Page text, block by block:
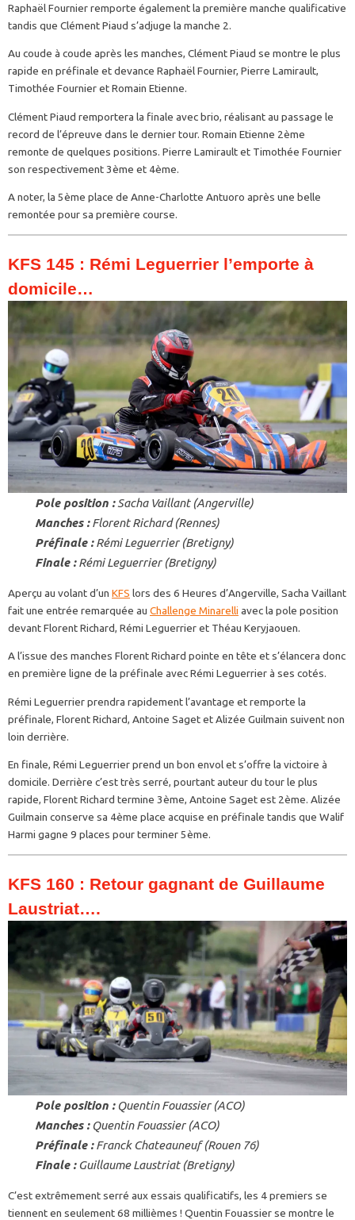
Raphaël Fournier remporte également la première manche qualificative
tandis que Clément Piaud s’adjuge la manche 2.
Au coude à coude après les manches, Clément Piaud se montre le plus
rapide en préfinale et devance Raphaël Fournier, Pierre Lamirault,
Timothée Fournier et Romain Etienne.
Clément Piaud remportera la finale avec brio, réalisant au passage le
record de l’épreuve dans le dernier tour. Romain Etienne 2ème
remonte de quelques positions. Pierre Lamirault et Timothée Fournier
son respectivement 3ème et 4ème.
A noter, la 5ème place de Anne-Charlotte Antuoro après une belle
remontée pour sa première course.
KFS 145 : Rémi Leguerrier l’emporte à
domicile…
Pole position :Sacha Vaillant (Angerville)
Manches :Florent Richard (Rennes)
Préfinale :Rémi Leguerrier (Bretigny)
Finale :Rémi Leguerrier (Bretigny)
Aperçu au volant d’un KFS lors des 6 Heures d’Angerville, Sacha Vaillant
fait une entrée remarquée au Challenge Minarelli avec la pole position
devant Florent Richard, Rémi Leguerrier et Théau Keryjaouen.
A l’issue des manches Florent Richard pointe en tête et s’élancera donc
en première ligne de la préfinale avec Rémi Leguerrier à ses cotés.
Rémi Leguerrier prendra rapidement l’avantage et remporte la
préfinale, Florent Richard, Antoine Saget et Alizée Guilmain suivent non
loin derrière.
En finale, Rémi Leguerrier prend un bon envol et s’offre la victoire à
domicile. Derrière c’est très serré, pourtant auteur du tour le plus
rapide, Florent Richard termine 3ème, Antoine Saget est 2ème. Alizée
Guilmain conserve sa 4ème place acquise en préfinale tandis que Walif
Harmi gagne 9 places pour terminer 5ème.
KFS 160 : Retour gagnant de Guillaume
Laustriat….
Pole position :Quentin Fouassier (ACO)
Manches :Quentin Fouassier (ACO)
Préfinale :Franck Chateauneuf (Rouen 76)
Finale :Guillaume Laustriat (Bretigny)
C’est extrêmement serré aux essais qualificatifs, les 4 premiers se
tiennent en seulement 68 millièmes ! Quentin Fouassier se montre le